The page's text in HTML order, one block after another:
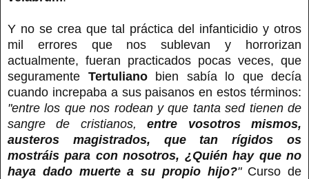
Y no se crea que tal práctica del infanticidio y otros
mil errores que nos sublevan y horrorizan
actualmente, fueran practicados pocas veces, que
seguramente Tertuliano bien sabía lo que decía
cuando increpaba a sus paisanos en estos términos:
"entre los que nos rodean y que tanta sed tienen de
sangre de cristianos,entre vosotros mismos,
austeros magistrados, que tan rígidos os
mostráis para con nosotros, ¿Quién hay que no
haya dado muerte a su propio hijo?" Curso de